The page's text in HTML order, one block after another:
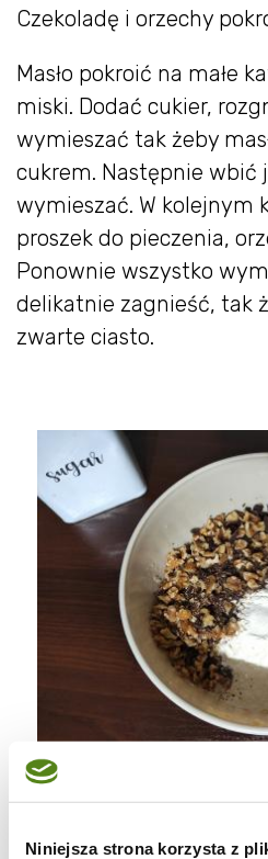
Niniejsza strona korzysta z
Czekoladę i orzechy
Masło pokroić na małe
miski. Dodać cukier,
wymieszać tak żeby
cukrem. Następnie wbić
wymieszać. W kolejnym
proszek do pieczenia,
Ponownie wszystko
delikatnie zagnieść, tak
zwarte ciasto.